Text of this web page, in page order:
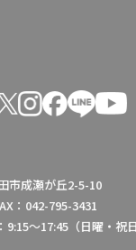
市成瀬が丘2-5-10
：042-795-3431
9:15～17:45（日曜・祝